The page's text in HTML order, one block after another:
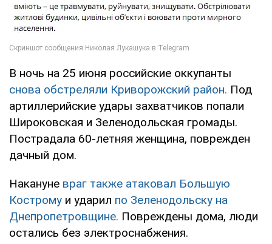
В ночь на 25 июня российские оккупанты
снова обстреляли Криворожский район. Под
артиллерийские удары захватчиков попали
Широковская и Зеленодольская громады.
Пострадала 60-летняя женщина, поврежден
дачный дом.
Накануне враг также атаковал Большую
Кострому и ударил по Зеленодольску на
Днепропетровщине. Повреждены дома, люди
остались без электроснабжения.